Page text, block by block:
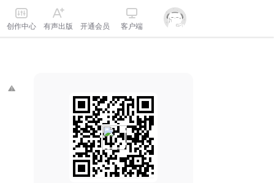
创作中心 有声出版 开通会员 客户端